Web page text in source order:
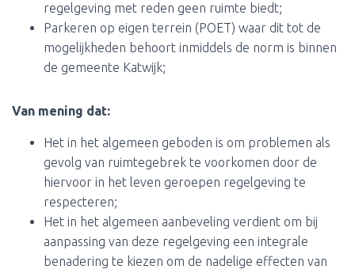
regelgeving met reden geen ruimte biedt;
Parkeren op eigen terrein (POET) waar dit tot de
mogelijkheden behoort inmiddels de norm is binnen
de gemeente Katwijk;
Van mening dat:
Het in het algemeen geboden is om problemen als
gevolg van ruimtegebrek te voorkomen door de
hiervoor in het leven geroepen regelgeving te
respecteren;
Het in het algemeen aanbeveling verdient om bij
aanpassing van deze regelgeving een integrale
benadering te kiezen om de nadelige effecten van